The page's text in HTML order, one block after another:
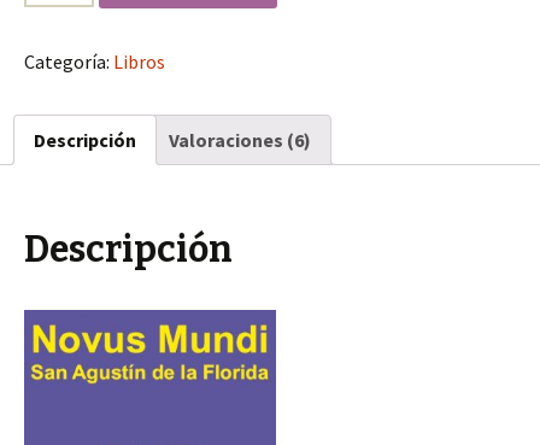
Categoría: Libros
Descripción Valoraciones (6)
Descripción